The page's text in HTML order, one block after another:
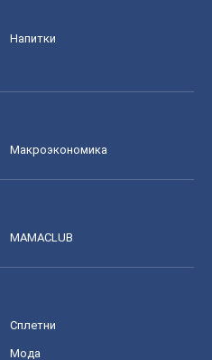
Напитки
Mакроэкономика
MAMACLUB
Сплетни
Мода